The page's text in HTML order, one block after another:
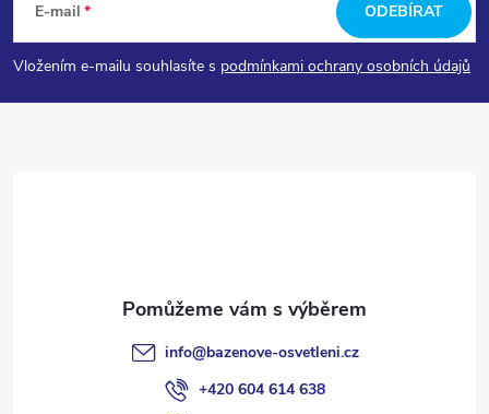
p
a
E-mail
Vložením e-mailu souhlasíte s podmínkami ochrany osobních údajů
ODEBÍRAT
info@bazenove-osvetleni.cz
+420 604 614 638